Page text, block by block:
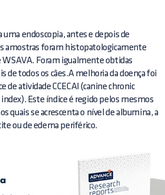
endoscopia, antes e depois de
amostras foram histopatologicamente
WSAVA. Foram igualmente obtidas
de todos os cães.A melhoria da doença foi
de atividade CCECAI (canine chronic
Este índice é regido pelos mesmos
quais se acrescenta o nível de albumina, a
ou de edema periférico.